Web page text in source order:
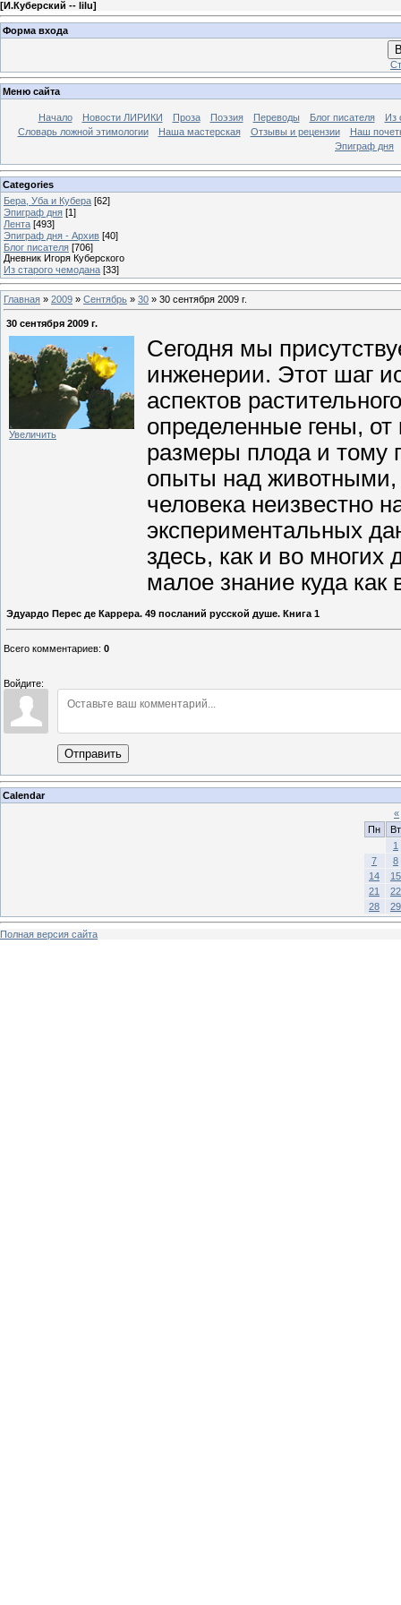
[И.Куберский -- lilu]
Форма входа
Меню сайта
Начало Новости ЛИРИКИ Проза Поэзия Переводы Блог писателя
Из
Словарь ложной этимологии
Наша мастерская Отзывы и рецензии
Наш
Эпиграф дня
Categories
Бера, Уба и Кубера [62]
Эпиграф дня [1]
Лента [493]
Эпиграф дня - Архив [40]
Блог писателя [706]
Дневник Игоря Куберского
Из старого чемодана [33]
Главная » 2009 » Сентябрь » 30 » 30 сентября 2009 г.
30 сентября 2009 г.
Увеличить
Сегодня мы
инженерии. Этот шаг
аспектов
определенные гены, от
размеры плода и тому
опыты над животными,
человека неизвестно
экспериментальных
здесь, как и во многих
малое знание куда как
Эдуардо Перес де Каррера. 49 посланий русской душе. Книга 1
Всего комментариев: 0
Войдите:
Отправить
Calendar
«
Пн
Вт
1
7
8
14
15
21
22
28
29
Полная версия сайта